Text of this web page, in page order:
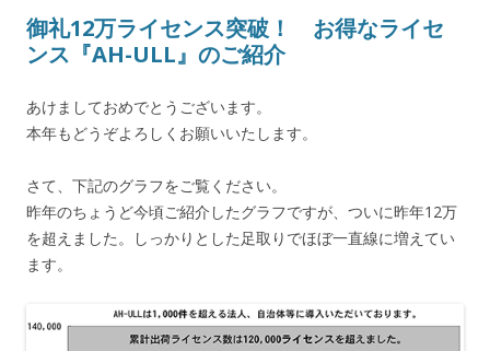
御礼12万ライセンス突破！ お得なライセ
ンス『AH-ULL』のご紹介
あけましておめでとうございます。
本年もどうぞよろしくお願いいたします。
さて、下記のグラフをご覧ください。
昨年のちょうど今頃ご紹介したグラフですが、ついに昨年12万
を超えました。しっかりとした足取りでほぼ一直線に増えてい
ます。